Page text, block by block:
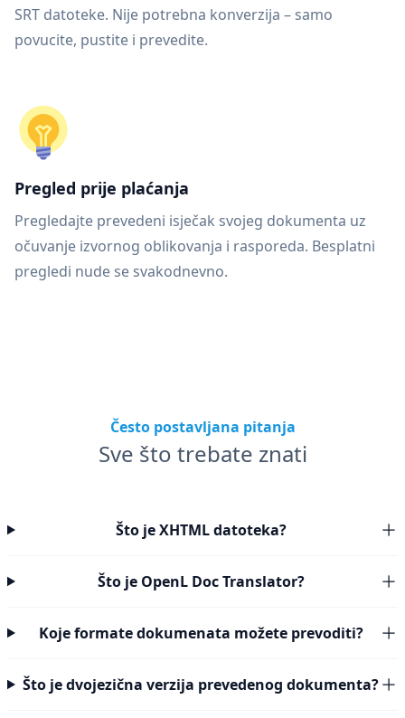
SRT datoteke. Nije potrebna konverzija – samo
povucite, pustite i prevedite.
Pregled prije plaćanja
Pregledajte prevedeni isječak svojeg dokumenta uz
očuvanje izvornog oblikovanja i rasporeda. Besplatni
pregledi nude se svakodnevno.
Često postavljana pitanja
Sve što trebate znati
Što je XHTML datoteka?
Što je OpenL Doc Translator?
Koje formate dokumenata možete prevoditi?
Što je dvojezična verzija prevedenog dokumenta?